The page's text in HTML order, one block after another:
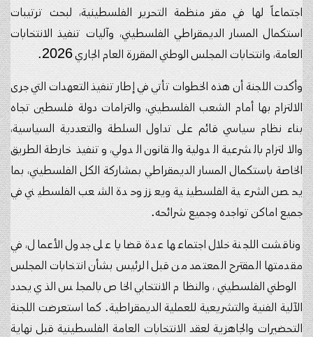
اجتماعاً لها في مقر منظمة التحرير الفلسطينية، لبحث ترتيبات
استكمال المسار الديمقراطي الفلسطيني، وآليات تنفيذ الانتخابات
العامة، وانتخابات المجلس الوطني المقررة العام الجاري 2026.
وأكدت اللجنة أن هذه الخطوات تأتي في إطار تنفيذ التعهدات التي جرى
الالتزام بها أمام الشعب الفلسطيني، والتزامات دولة فلسطين تجاه
بناء نظام سياسي قائم على تداول السلطة والتعددية السياسية،
والالتزام بالشرعية الدولية والقانون الدولي، وتنفيذ خارطة الطريق
الخاصة باستكمال المسار الديمقراطي بمشاركة الكل الفلسطيني، بما
يحصن الشرعية الفلسطينية ويعزز وحدة الشعب الفلسطيني في
جميع اماكن تواجده وجميع شرائحه.
وناقشت اللجنة خلال اجتماعها عدة قضايا على جدول الأعمال، في
مقدمتها المقترح المعتمد من قبل الرئيس بشأن انتخابات المجلس
الوطني الفلسطيني، والنظام الانتخابي الخاص بالمجلس الذي يحدد
الآلية الفنية والتشريعية للعملية الديمقراطية. كما استعرضت اللجنة
التحضيرات والجاهزية لعقد الانتخابات العامة الفلسطينية قبل نهاية